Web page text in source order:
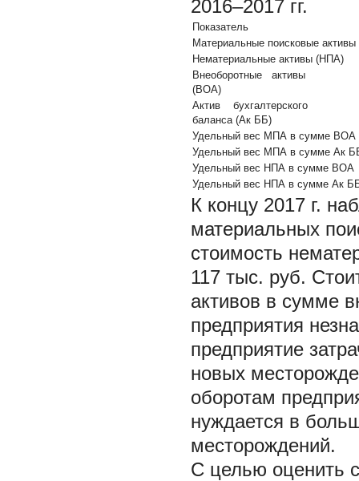
2016–2017 гг.
Показатель
Материальные поисковые
Нематериальные активы (НПА)
Внеоборотные активы
(ВОА)
Актив бухгалтерского
баланса (Ак ББ)
Удельный вес МПА в сумме ВОА
Удельный вес МПА в сумме Ак
Удельный вес НПА в сумме ВОА
Удельный вес НПА в сумме Ак
К концу 2017 г.
материальных
стоимость
117 тыс. руб.
активов в сумме
предприятия
предприятие
новых
оборотам
нуждается в
месторождений.
С целью оценить